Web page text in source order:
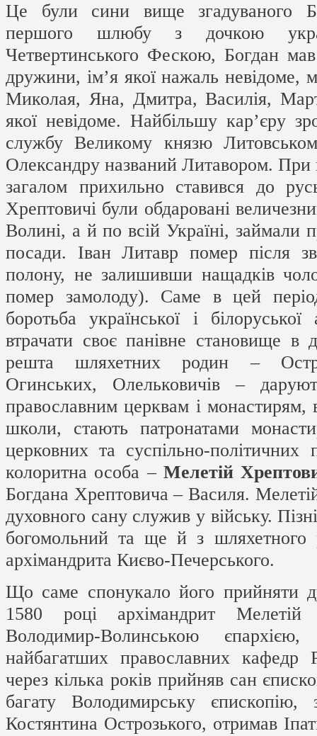
Це були сини вище згадуваного
першого шлюбу з дочкою
Четвертинського Фескою, Богдан
дружини, ім’я якої нажаль невідоме,
Миколая, Яна, Дмитра, Василія,
якої невідоме. Найбільшу кар’єру
службу Великому князю
Олександру названий Литавором. При
загалом прихильно ставився до
Хрептовичі були обдаровані
Волині, а й по всій Україні, займали
посади. Іван Литавр помер після
полону, не залишивши нащадків
помер замолоду). Саме в цей
боротьба української і
втрачати своє панівне становище в
решта шляхетних родин –
Огинських, Олельковичів –
православним церквам і
школи, стають патронатами
церковних та суспільно-політичних
колоритна особа – Мелетій
Богдана Хрептовича – Василя.
духовного сану служив у війську.
богомольний та ще й з шляхетного
архімандрита Києво-Печерського.
Що саме спонукало його прийняти
1580 році архімандрит
Володимир-Волинською
найбагатших православних кафедр
через кілька років прийняв сан
багату Володимирську єпископію,
Костянтина Острозького, отримав